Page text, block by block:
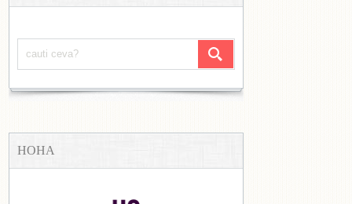
HOHA